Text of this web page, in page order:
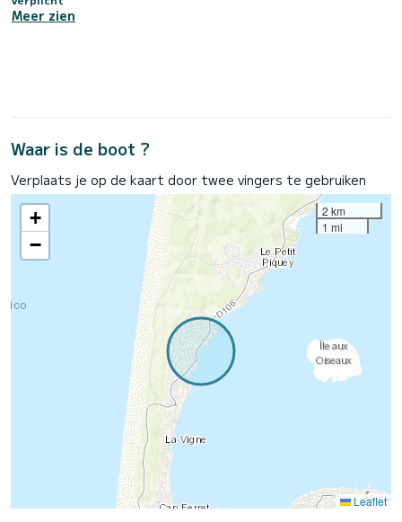
Meer zien
Waar is de boot ?
Verplaats je op de kaart door twee vingers te gebruiken
+
−
2 km
1 mi
Leaflet